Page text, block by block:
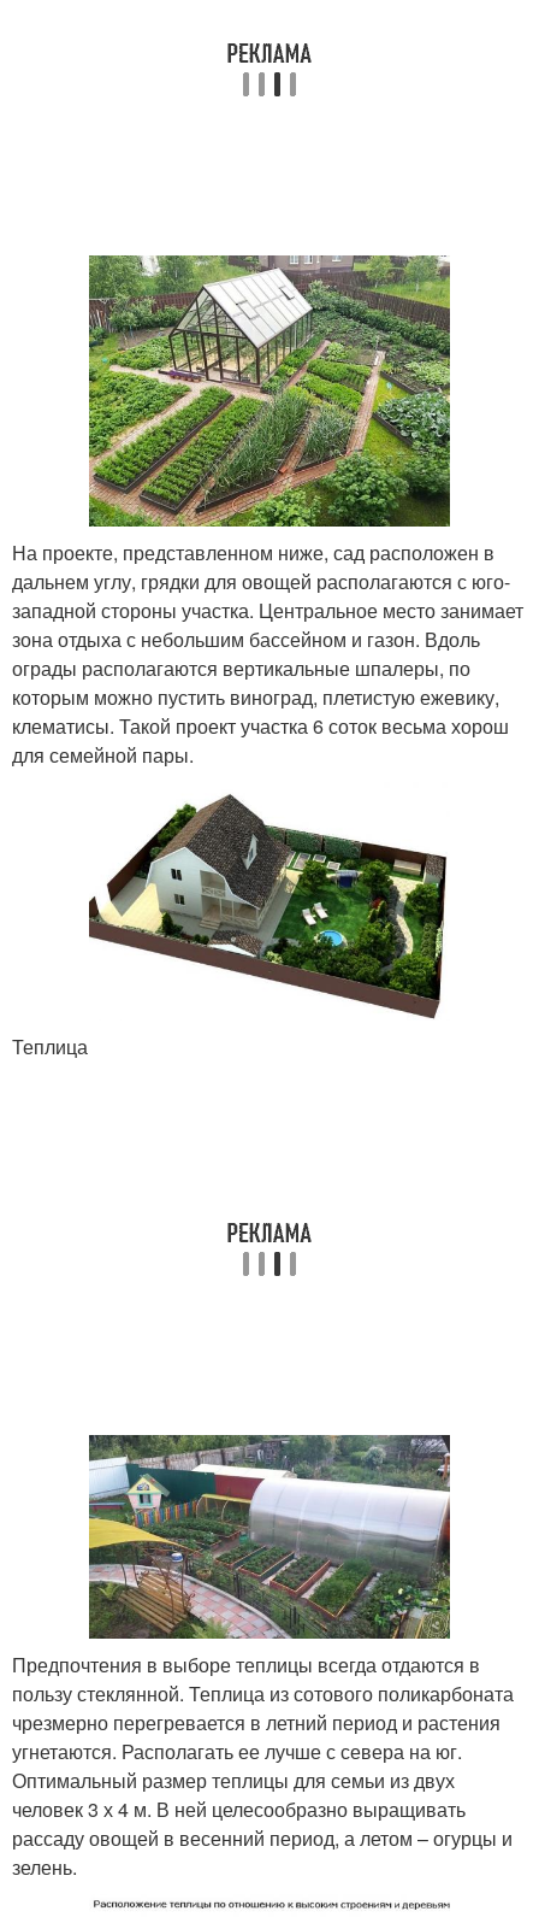
На проекте, представленном ниже, сад расположен в
дальнем углу, грядки для овощей располагаются с юго-
западной стороны участка. Центральное место занимает
зона отдыха с небольшим бассейном и газон. Вдоль
ограды располагаются вертикальные шпалеры, по
которым можно пустить виноград, плетистую ежевику,
клематисы. Такой проект участка 6 соток весьма хорош
для семейной пары.
Теплица
Предпочтения в выборе теплицы всегда отдаются в
пользу стеклянной. Теплица из сотового поликарбоната
чрезмерно перегревается в летний период и растения
угнетаются. Располагать ее лучше с севера на юг.
Оптимальный размер теплицы для семьи из двух
человек 3 х 4 м. В ней целесообразно выращивать
рассаду овощей в весенний период, а летом – огурцы и
зелень.